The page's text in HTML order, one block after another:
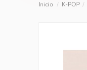
Inicio K-POP